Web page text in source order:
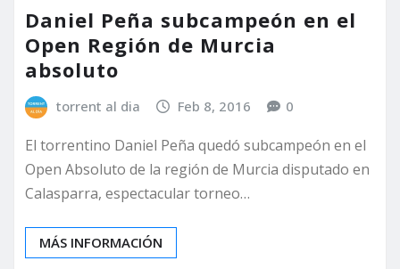
Daniel Peña subcampeón en el
Open Región de Murcia
absoluto
torrent al dia Feb 8, 2016 0
El torrentino Daniel Peña quedó subcampeón en el
Open Absoluto de la región de Murcia disputado en
Calasparra, espectacular torneo…
MÁS INFORMACIÓN